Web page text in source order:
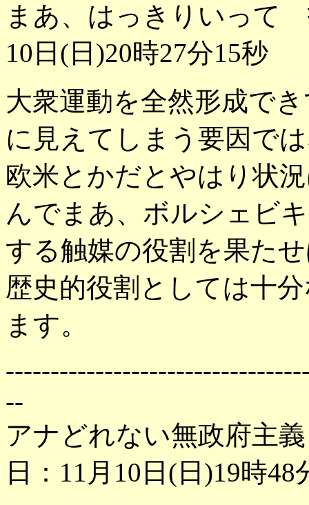
まあ、はっきりいっ
10日(日)20時27分15秒
大衆運動を全然形成で
に見えてしまう要因で
欧米とかだとやはり状
んでまあ、ボルシェビ
する触媒の役割を果た
歴史的役割としては十
ます。
--
アナどれない無政府
日：11月10日(日)19時48